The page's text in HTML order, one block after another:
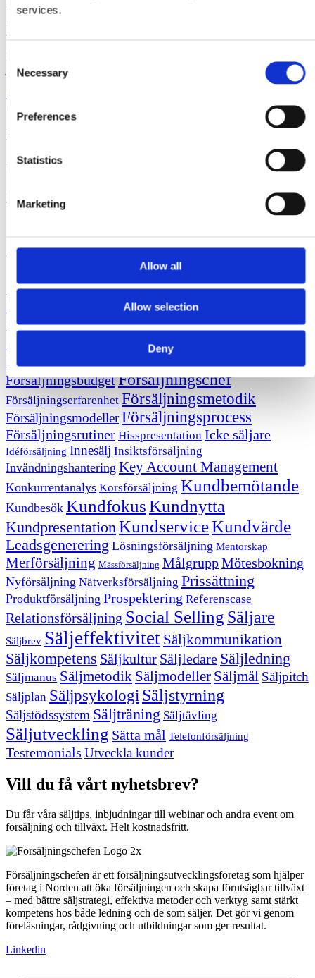
services.
Consent
Selection
Necessary
Preferences
Statistics
Marketing
Allow all
Allow selection
Deny
Hitta nya kunder? 23 tips på hur du lyckas!
Nya kunder, alla vill ha och behöver fler. Även om du har fullt upp
just nu tappar snittföretaget 10-30 procent
Läs artikeln
Vad är viktigast, nyförsäljning eller merförsäljning?
Att försäljning är A och O för att kunna driva ett framgångsrikt
företag är ett oomtvistligt faktum. Diskussioner om hur
Läs artikeln
Tag cloud
Affärsmannaskap AffärsutvecklingAttrahera nya
kunder
AvslutsteknikBehovsanalys
Besöksbokning Budgetprocess Butiksförsäljning Citat
Efterköpskänsla
Fakta om försäljning
FörsäljningsbudgetFörsäljningschef
Försäljningserfarenhet Försäljningsmetodik
FörsäljningsmodellerFörsäljningsprocess
Försäljningsrutiner Hisspresentation Icke säljare
Idéförsäljning Innesälj Insiktsförsäljning
Invändningshantering Key Account Management
Konkurrentanalys Korsförsäljning Kundbemötande
Kundbesök KundfokusKundnytta
KundpresentationKundserviceKundvärde
Leadsgenerering Lösningsförsäljning Mentorskap
Merförsäljning Mässförsäljning MålgruppMötesbokning
Nyförsäljning Nätverksförsäljning Prissättning
Produktförsäljning Prospektering Referenscase
Relationsförsäljning Social Selling Säljare
Säljbrev Säljeffektivitet Säljkommunikation
Säljkompetens Säljkultur Säljledare Säljledning
Säljmanus Säljmetodik Säljmodeller Säljmål Säljpitch
Säljplan Säljpsykologi Säljstyrning
Säljstödssystem Säljträning Säljtävling
Säljutveckling Sätta mål Telefonförsäljning
Testemonials Utveckla kunder
Vill du få vårt nyhetsbrev?
Du får våra säljtips, inbjudningar till webinar och andra event om
försäljning och tillväxt. Helt kostnadsfritt.
Försäljningschefen är ett försäljningsutvecklingsföretag som hjälper
företag i Norden att öka försäljningen och skapa förutsägbar tillväxt
– med bättre säljstrategi, effektiva metoder och verktyg samt stärkt
kompetens hos både ledning och de som säljer. Det gör vi genom
föreläsningar, rådgivning och utbildningar som ger resultat.
Linkedin